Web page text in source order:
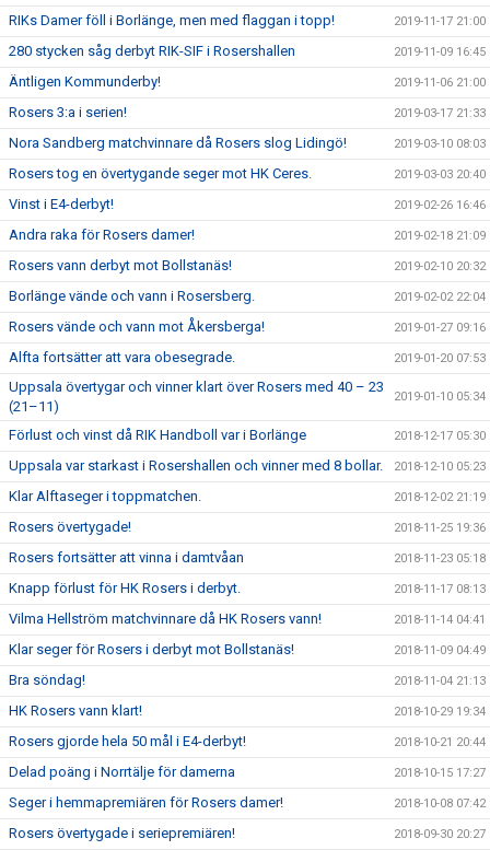
RIKs Damer föll i Borlänge, men med flaggan i topp! 2019-11-17 21:00
280 stycken såg derbyt RIK-SIF i Rosershallen 2019-11-09 16:45
Äntligen Kommunderby! 2019-11-06 21:00
Rosers 3:a i serien! 2019-03-17 21:33
Nora Sandberg matchvinnare då Rosers slog Lidingö! 2019-03-10 08:03
Rosers tog en övertygande seger mot HK Ceres. 2019-03-03 20:40
Vinst i E4-derbyt! 2019-02-26 16:46
Andra raka för Rosers damer! 2019-02-18 21:09
Rosers vann derbyt mot Bollstanäs! 2019-02-10 20:32
Borlänge vände och vann i Rosersberg. 2019-02-02 22:04
Rosers vände och vann mot Åkersberga! 2019-01-27 09:16
Alfta fortsätter att vara obesegrade. 2019-01-20 07:53
Uppsala övertygar och vinner klart över Rosers med 40 – 23
(21–11)
2019-01-10 05:34
Förlust och vinst då RIK Handboll var i Borlänge 2018-12-17 05:30
Uppsala var starkast i Rosershallen och vinner med 8 bollar. 2018-12-10 05:23
Klar Alftaseger i toppmatchen. 2018-12-02 21:19
Rosers övertygade! 2018-11-25 19:36
Rosers fortsätter att vinna i damtvåan 2018-11-23 05:18
Knapp förlust för HK Rosers i derbyt. 2018-11-17 08:13
Vilma Hellström matchvinnare då HK Rosers vann! 2018-11-14 04:41
Klar seger för Rosers i derbyt mot Bollstanäs! 2018-11-09 04:49
Bra söndag! 2018-11-04 21:13
HK Rosers vann klart! 2018-10-29 19:34
Rosers gjorde hela 50 mål i E4-derbyt! 2018-10-21 20:44
Delad poäng i Norrtälje för damerna 2018-10-15 17:27
Seger i hemmapremiären för Rosers damer! 2018-10-08 07:42
Rosers övertygade i seriepremiären! 2018-09-30 20:27